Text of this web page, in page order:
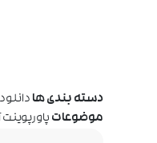
دسته بندی ها
موضوعاتپاورپوینت